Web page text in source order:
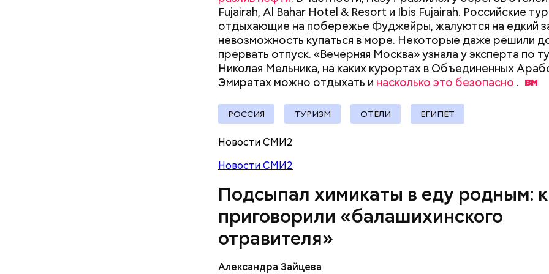
Fujairah, Al Bahar Hotel & Resort и Ibis Fujairah. Российские
отдыхающие на побережье Фуджейры, жалуются на едкий
невозможность купаться в море. Некоторые даже решили
прервать отпуск. «Вечерняя Москва» узнала у эксперта по
Николая Мельника, на каких курортах в Объединенных
Эмиратах можно отдыхать и насколько это безопасно .
РОССИЯ ТУРИЗМ ОТЕЛИ ЕГИПЕТ
Новости СМИ2
Новости СМИ2
Подсыпал химикаты в еду родным:
приговорили «балашихинского
отравителя»
Александра Зайцева
Play
Video
Видео: пресс-служба ГСУ СК по Московской области
аэропорт.